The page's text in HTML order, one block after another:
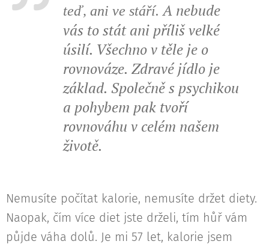
teď, ani ve stáří.A nebude
vás to stát ani příliš velké
úsilí. Všechno v těle je o
rovnováze. Zdravé jídlo je
základ. Společně s psychikou
a pohybem pak tvoří
rovnováhu v celém našem
životě.
Nemusíte počítat kalorie, nemusíte držet diety.
Naopak, čím více diet jste drželi, tím hůř vám
půjde váha dolů. Je mi 57 let, kalorie jsem